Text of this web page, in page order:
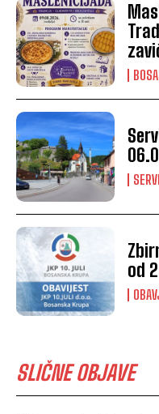
od
SLIČNE OBJAVE